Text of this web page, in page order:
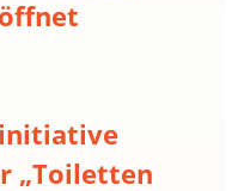
„Toiletten